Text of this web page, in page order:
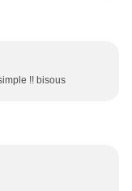
!! bisous